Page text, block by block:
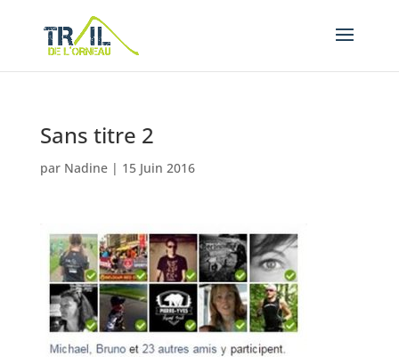
Sans titre 2
par Nadine| 15 Juin 2016